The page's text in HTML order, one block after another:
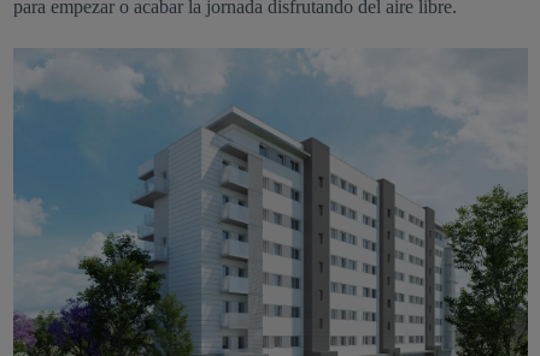
para empezar o acabar la jornada disfrutando del aire libre.